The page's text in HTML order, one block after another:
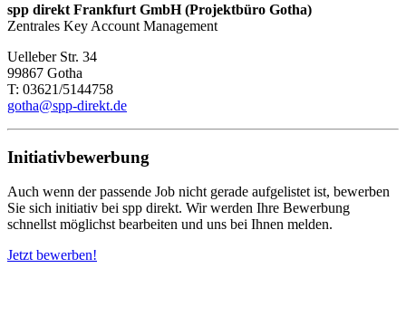
spp direkt Frankfurt GmbH (Projektbüro Gotha)
Zentrales Key Account Management
Uelleber Str. 34
99867 Gotha
T: 03621/5144758
gotha@spp-direkt.de
Initiativbewerbung
Auch wenn der passende Job nicht gerade aufgelistet ist, bewerben
Sie sich initiativ bei spp direkt. Wir werden Ihre Bewerbung
schnellst möglichst bearbeiten und uns bei Ihnen melden.
Jetzt bewerben!